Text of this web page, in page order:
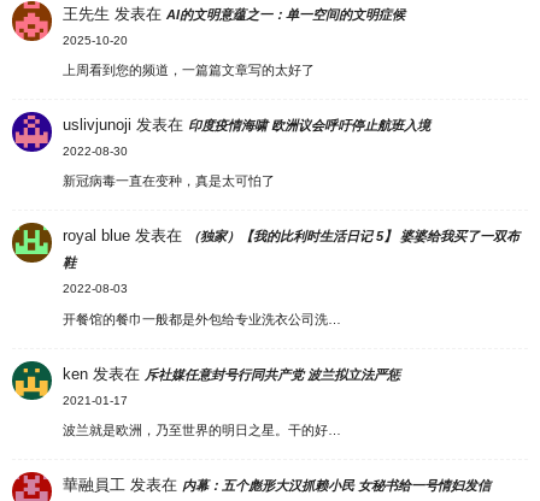
王先生 发表在AI的文明意蕴之一：单一空间的文明症候
2025-10-20
上周看到您的频道，一篇篇文章写的太好了
uslivjunoji 发表在 印度疫情海啸 欧洲议会呼吁停止航班入境
2022-08-30
新冠病毒一直在变种，真是太可怕了
royal blue 发表在
（独家）【我的比利时生活日记 5】 婆婆给我买了一双布
鞋
2022-08-03
开餐馆的餐巾一般都是外包给专业洗衣公司洗…
ken 发表在 斥社媒任意封号行同共产党 波兰拟立法严惩
2021-01-17
波兰就是欧洲，乃至世界的明日之星。干的好…
華融員工 发表在 内幕：五个彪形大汉抓赖小民 女秘书给一号情妇发信